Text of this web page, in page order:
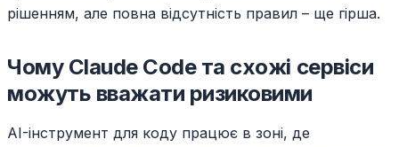
рішенням, але повна відсутність правил – ще гірша.
Чому Claude Code та схожі сервіси
можуть вважати ризиковими
AI-інструмент для коду працює в зоні, де